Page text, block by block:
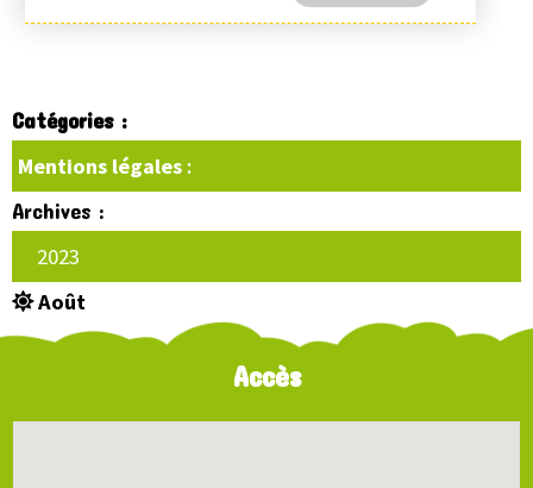
Catégories :
Mentions légales :
Archives :
2023
Août
Accès